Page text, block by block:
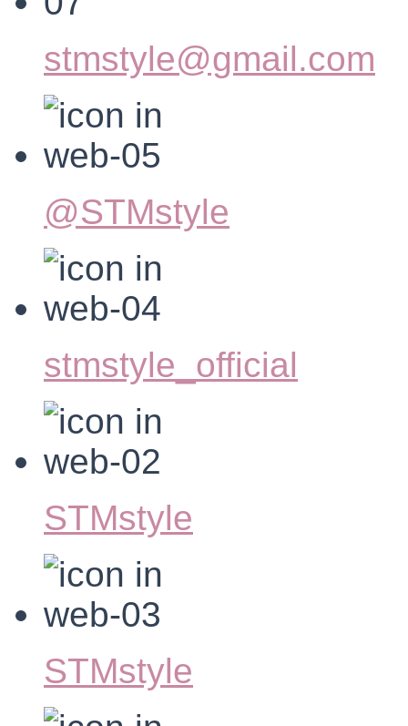
stmstyle@gmail.com
@STMstyle
stmstyle_official
STMstyle
STMstyle